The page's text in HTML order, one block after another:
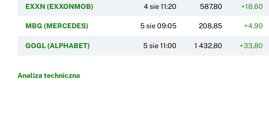
EXXN (EXXONMOB) 4 sie 11:20 587,80 +18,60
MBG (MERCEDES) 5 sie 09:05 208,85 +4,90
GOGL (ALPHABET) 5 sie 11:00 1 432,80 +33,80
Analiza techniczna